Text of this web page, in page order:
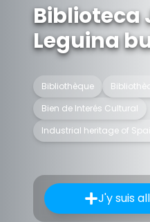
Biblioteca
Leguina
Bibliothèque
Bien de Interés Cultural
Industrial heritage of
J'y suis